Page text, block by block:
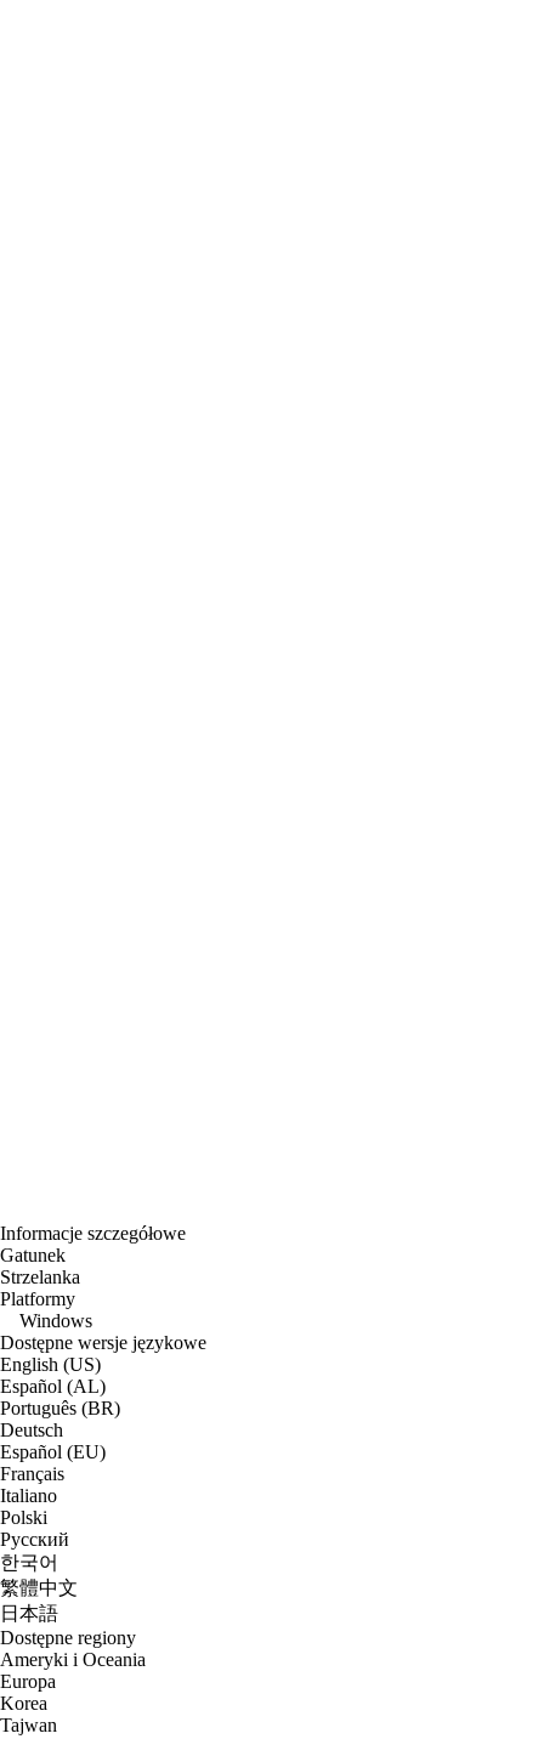
Informacje szczegółowe
Gatunek
Strzelanka
Platformy
Windows
Dostępne wersje językowe
English (US)
Español (AL)
Português (BR)
Deutsch
Español (EU)
Français
Italiano
Polski
Русский
한국어
繁體中文
日本語
Dostępne regiony
Ameryki i Oceania
Europa
Korea
Tajwan